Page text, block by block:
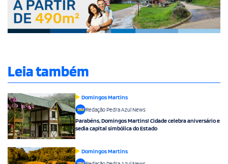
Leia também
Domingos Martins
Redação Pedra Azul News
Parabéns, Domingos Martins! Cidade celebra aniversário e
sedia capital simbólica do Estado
Domingos Martins